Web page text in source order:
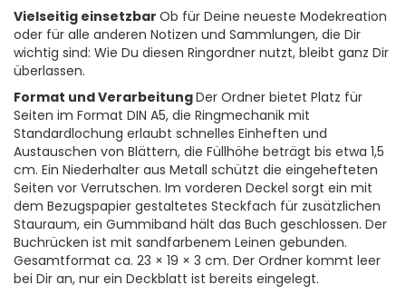
Vielseitig einsetzbar Ob für Deine neueste Modekreation
oder für alle anderen Notizen und Sammlungen, die Dir
wichtig sind: Wie Du diesen Ringordner nutzt, bleibt ganz Dir
überlassen.
Format und VerarbeitungDer Ordner bietet Platz für
Seiten im Format DIN A5, die Ringmechanik mit
Standardlochung erlaubt schnelles Einheften und
Austauschen von Blättern, die Füllhöhe beträgt bis etwa 1,5
cm. Ein Niederhalter aus Metall schützt die eingehefteten
Seiten vor Verrutschen. Im vorderen Deckel sorgt ein mit
dem Bezugspapier gestaltetes Steckfach für zusätzlichen
Stauraum, ein Gummiband hält das Buch geschlossen. Der
Buchrücken ist mit sandfarbenem Leinen gebunden.
Gesamtformat ca. 23 × 19 × 3 cm. Der Ordner kommt leer
bei Dir an, nur ein Deckblatt ist bereits eingelegt.